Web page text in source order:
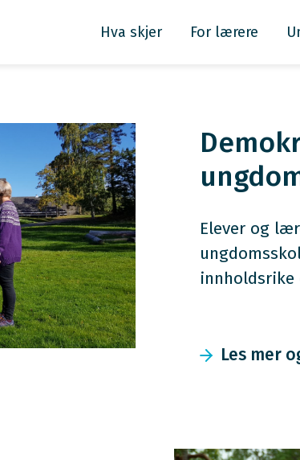
Hva skjer For lærere
Elever og
innholdsrike
Les mer